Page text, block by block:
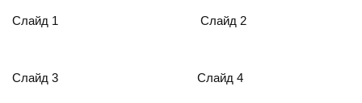
Слайд 1 Слайд 2
Слайд 3 Слайд 4